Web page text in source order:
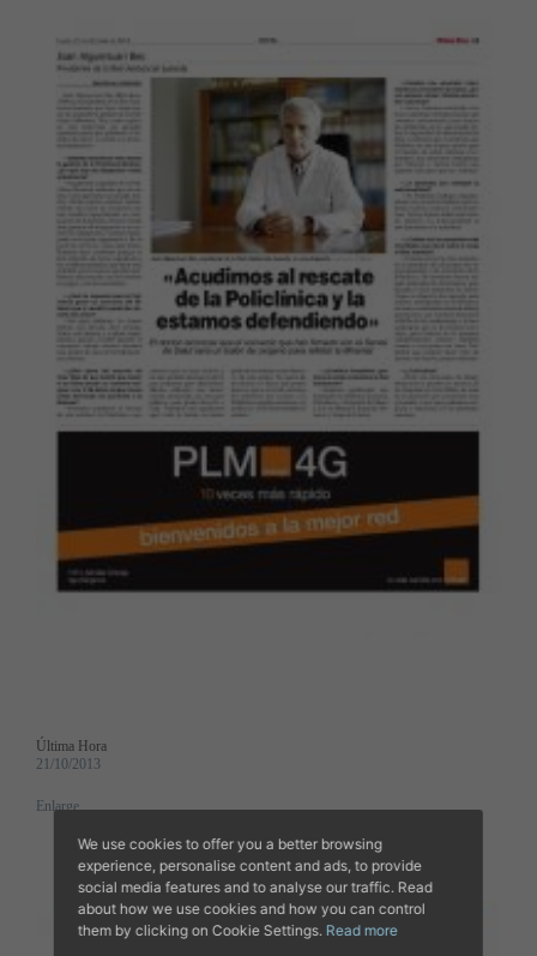
Última Hora
21/10/2013
Enlarge
We use cookies to offer you a better browsing
experience, personalise content and ads, to provide
social media features and to analyse our traffic. Read
about how we use cookies and how you can control
them by clicking on Cookie Settings. Read more